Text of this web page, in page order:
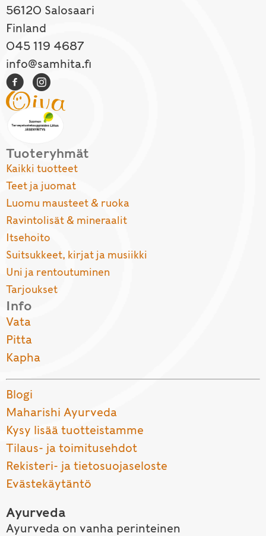
56120 Salosaari
Finland
045 119 4687
info@samhita.fi
Tuoteryhmät
Kaikki tuotteet
Teet ja juomat
Luomu mausteet & ruoka
Ravintolisät & mineraalit
Itsehoito
Suitsukkeet, kirjat ja musiikki
Uni ja rentoutuminen
Tarjoukset
Info
Vata
Pitta
Kapha
Blogi
Maharishi Ayurveda
Kysy lisää tuotteistamme
Tilaus- ja toimitusehdot
Rekisteri- ja tietosuojaseloste
Evästekäytäntö
Ayurveda
Ayurveda on vanha perinteinen